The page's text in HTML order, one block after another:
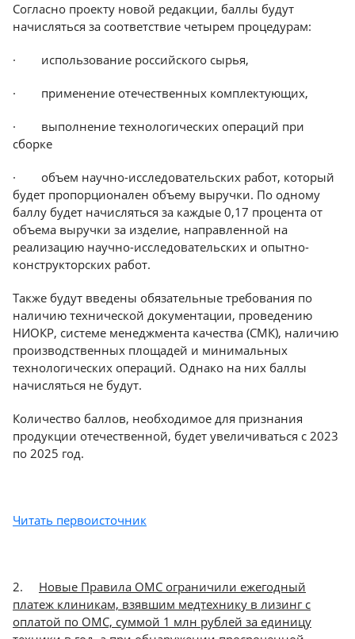
Согласно проекту новой редакции, баллы будут
начисляться за соответствие четырем процедурам:
· использование российского сырья,
· применение отечественных комплектующих,
· выполнение технологических операций при
сборке
· объем научно-исследовательских работ, который
будет пропорционален объему выручки. По одному
баллу будет начисляться за каждые 0,17 процента от
объема выручки за изделие, направленной на
реализацию научно-исследовательских и опытно-
конструкторских работ.
Также будут введены обязательные требования по
наличию технической документации, проведению
НИОКР, системе менеджмента качества (СМК), наличию
производственных площадей и минимальных
технологических операций. Однако на них баллы
начисляться не будут.
Количество баллов, необходимое для признания
продукции отечественной, будет увеличиваться с 2023
по 2025 год.
Читать первоисточник
2. Новые Правила ОМС ограничили ежегодный
платеж клиникам, взявшим медтехнику в лизинг с
оплатой по ОМС, суммой 1 млн рублей за единицу